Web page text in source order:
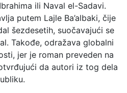
ili Naval el-Sadavi.
putem Lajle Ba’albaki, čije
šezdesetih, suočavajući se
Takođe, odražava globalni
jer je roman preveden na
da autori iz tog dela